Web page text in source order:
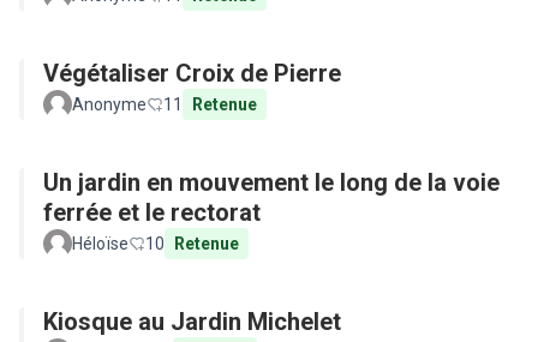
Végétaliser Croix de Pierre
Anonyme 11 Retenue
Un jardin en mouvement le long de la voie
ferrée et le rectorat
Héloïse 10 Retenue
Kiosque au Jardin Michelet